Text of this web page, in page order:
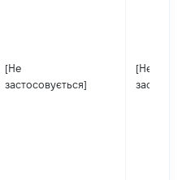
[Не
застосовується]
[Не